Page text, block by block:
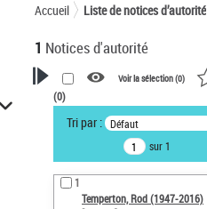
Accueil Liste de notices d’autorité
1 Notices d'autorité
VOTRE RECHERCHE
Recherche avancée dans les
notices d’autorité
Œuvres liées à l'auteur :
Temperton, Rod (1947-2016)
Voir la sélection (0)
(0)
Tri par : Défaut
sur 1
1
Temperton, Rod (1947-2016)